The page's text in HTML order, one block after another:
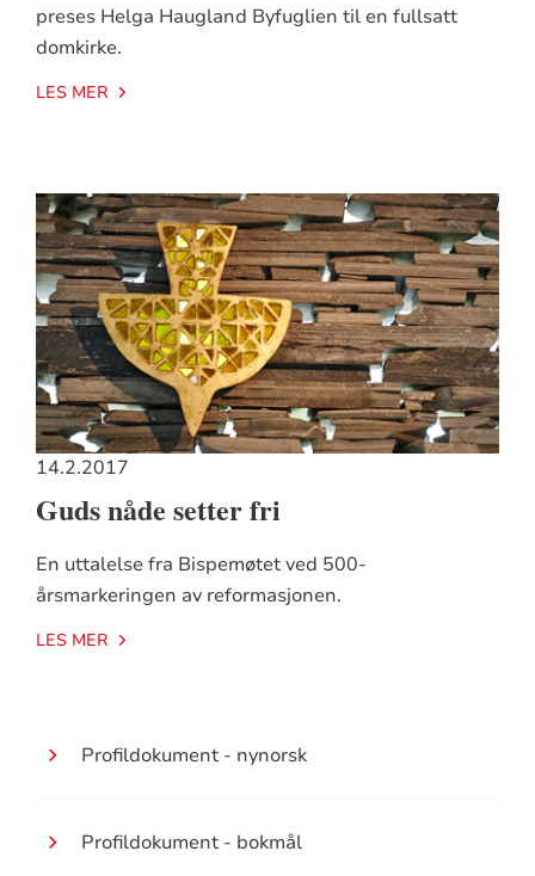
preses Helga Haugland Byfuglien til en fullsatt
domkirke.
LES MER
14.2.2017
Guds nåde setter fri
En uttalelse fra Bispemøtet ved 500-
årsmarkeringen av reformasjonen.
LES MER
Profildokument - nynorsk
Profildokument - bokmål